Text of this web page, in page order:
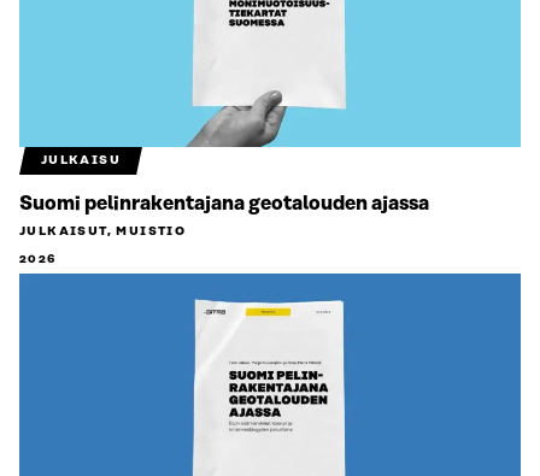
JULKAISU
Suomi pelinrakentajana geotalouden ajassa
JULKAISUT, MUISTIO
2026